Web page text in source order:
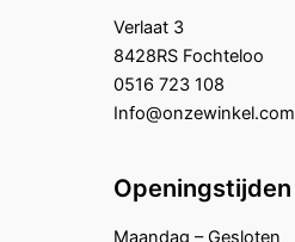
Verlaat 3
8428RS Fochteloo
0516 723 108
Info@onzewinkel.com
Openingstijden
Maandag – Gesloten